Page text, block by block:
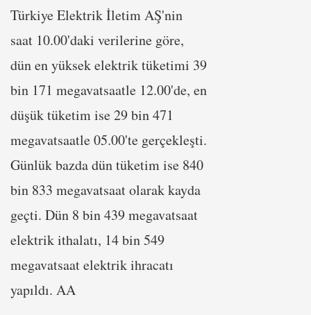
Türkiye Elektrik İletim AŞ'nin
saat 10.00'daki verilerine göre,
dün en yüksek elektrik tüketimi 39
bin 171 megavatsaatle 12.00'de, en
düşük tüketim ise 29 bin 471
megavatsaatle 05.00'te gerçekleşti.
Günlük bazda dün tüketim ise 840
bin 833 megavatsaat olarak kayda
geçti. Dün 8 bin 439 megavatsaat
elektrik ithalatı, 14 bin 549
megavatsaat elektrik ihracatı
yapıldı. AA